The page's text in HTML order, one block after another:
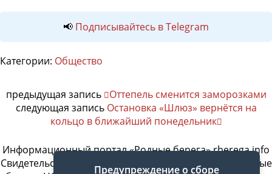
📢 Подписывайтесь в Telegram
Категории: Общество
предыдущая запись
Оттепель сменится заморозками
следующая запись Остановка «Шлюз» вернётся на
кольцо в ближайший понедельник
Информационный портал «Родные берега» rberega.info
Свидетельство о регистрации сетевого издания «Родные
Предупреждение о сборе